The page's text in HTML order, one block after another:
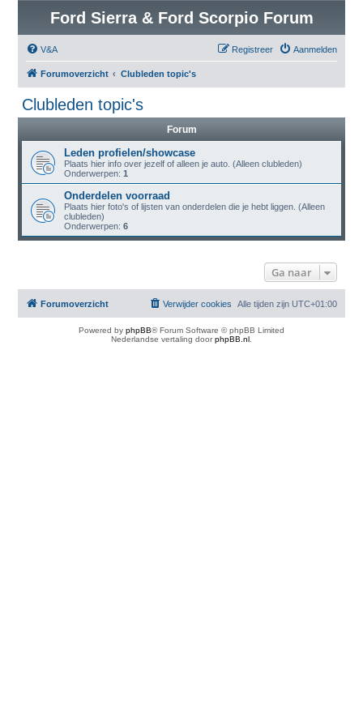
Ford Sierra & Ford Scorpio Forum
V&A Aanmelden
Registreer
Forumoverzicht Clubleden topic's
Clubleden topic's
Forum
Leden profielen/showcase
Plaats hier info over jezelf of alleen je auto. (Alleen clubleden)
Onderwerpen: 1
Onderdelen voorraad
Plaats hier foto's of lijsten van onderdelen die je hebt liggen. (Alleen
clubleden)
Onderwerpen: 6
Ga naar
Forumoverzicht Alle tijden zijn UTC+01:00
Verwijder cookies
Powered by phpBB® Forum Software © phpBB Limited
Nederlandse vertaling doorphpBB.nl